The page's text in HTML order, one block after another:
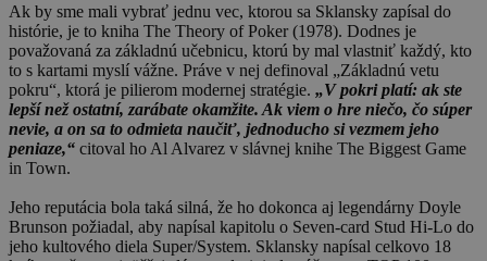
Ak by sme mali vybrať jednu vec, ktorou sa Sklansky zapísal do
histórie, je to kniha The Theory of Poker (1978). Dodnes je
považovaná za základnú učebnicu, ktorú by mal vlastniť každý, kto
to s kartami myslí vážne. Práve v nej definoval „Základnú vetu
pokru“, ktorá je pilierom modernej stratégie. „V pokri platí: ak ste
lepší než ostatní, zarábate okamžite. Ak viem o hre niečo, čo súper
nevie, a on sa to odmieta naučiť, jednoducho si vezmem jeho
peniaze,“ citoval ho Al Alvarez v slávnej knihe The Biggest Game
in Town.
Jeho reputácia bola taká silná, že ho dokonca aj legendárny Doyle
Brunson požiadal, aby napísal kapitolu o Seven-card Stud Hi-Lo do
jeho kultového diela Super/System. Sklansky napísal celkovo 18